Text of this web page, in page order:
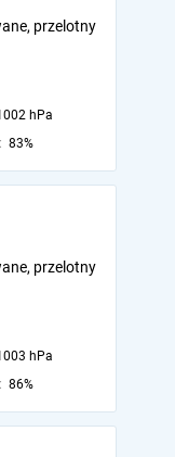
przelotny
hPa
83%
przelotny
hPa
86%